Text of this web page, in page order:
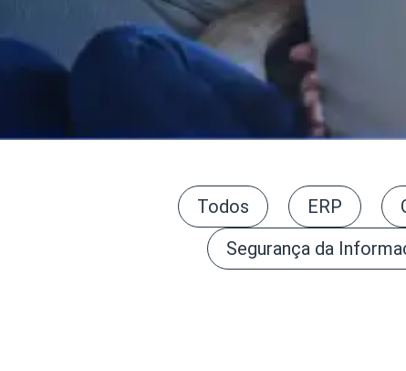
Todos ERP
Segurança da